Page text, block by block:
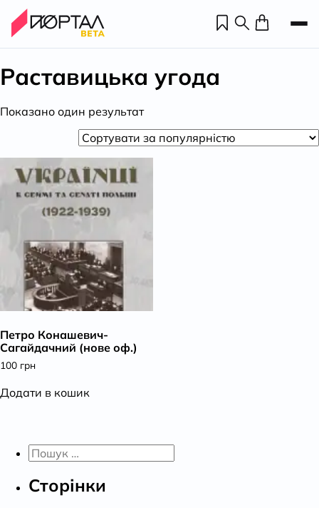
Раставицька угода
Показано один результат
Петро Конашевич-
Сагайдачний (нове оф.)
100 грн
Додати в кошик
Пошук:
Сторінки